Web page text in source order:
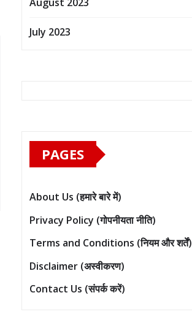
August 2023
July 2023
PAGES
About Us (हमारे बारे में)
Privacy Policy (गोपनीयता नीति)
Terms and Conditions (नियम और शर्तें)
Disclaimer (अस्वीकरण)
Contact Us (संपर्क करें)